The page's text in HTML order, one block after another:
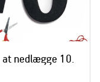
at nedlægge 10.